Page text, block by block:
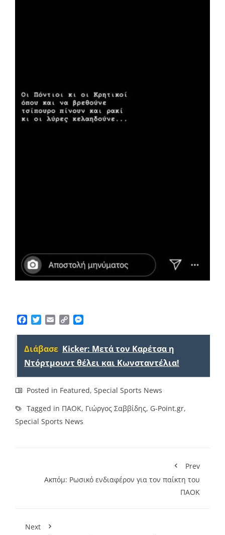
Facebook
TwitterEmailCopy
Διάβασε Kicker: Μετά τον Καρέτσα η
Ντόρτμουντ θέλει και Κωνσταντέλια!
Posted in Featured, Special Sports News
Tagged in ΠΑΟΚ, Γιώργος Σαββίδης, G-Point.gr,
Special Sports News
Prev
Ακπόμ: Ρωσικό ενδιαφέρον για τον παίκτη του
ΠΑΟΚ
Next